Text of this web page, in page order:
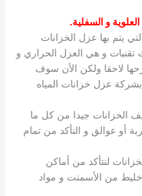
و السفلية.
يتم بها عزل الخزانات
تقنيات و هي العزل الحراري و
لاحقا ولكن الأن سوف
عزل خزانات المياه
الخزانات جيدا من كل ما
أو عوالق و التأكد من تمام
لنتأكد من أماكن
من الأسمنت و مواد